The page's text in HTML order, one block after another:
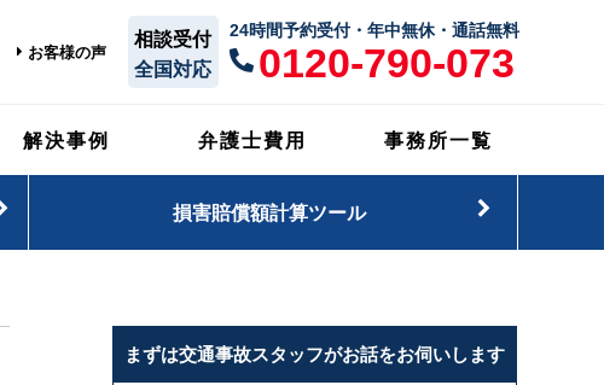
お客様の声
相談受付
全国対応
24時間予約受付・年中無休・通話無料
0120-790-073
解決事例 弁護士費用 事務所一覧
損害賠償額計算ツール
まずは交通事故スタッフがお話をお伺いします